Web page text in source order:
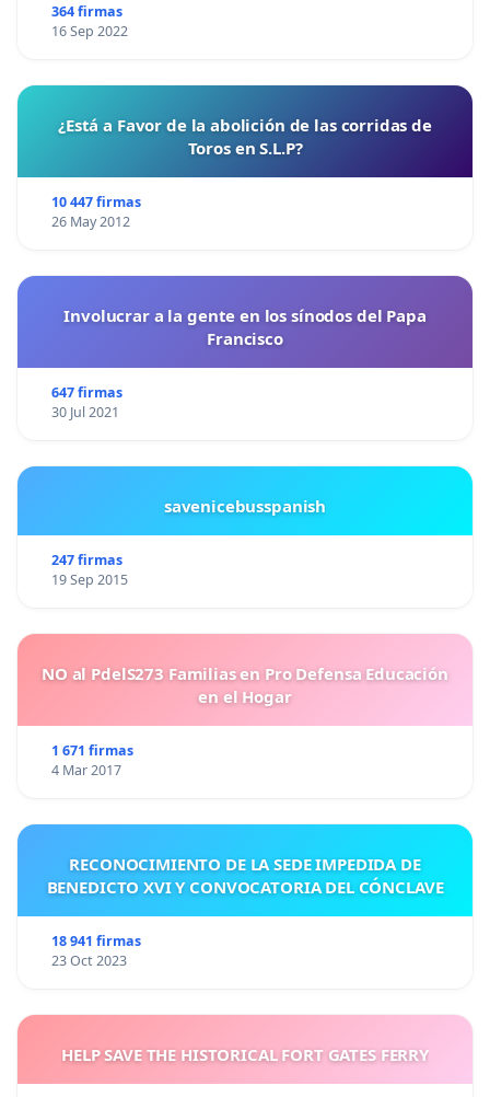
364 firmas
16 Sep 2022
¿Está a Favor de la abolición de las corridas de
Toros en S.L.P?
10 447 firmas
26 May 2012
Involucrar a la gente en los sínodos del Papa
Francisco
647 firmas
30 Jul 2021
savenicebusspanish
247 firmas
19 Sep 2015
NO al PdelS273 Familias en Pro Defensa Educación
en el Hogar
1 671 firmas
4 Mar 2017
RECONOCIMIENTO DE LA SEDE IMPEDIDA DE
BENEDICTO XVI Y CONVOCATORIA DEL CÓNCLAVE
18 941 firmas
23 Oct 2023
HELP SAVE THE HISTORICAL FORT GATES FERRY